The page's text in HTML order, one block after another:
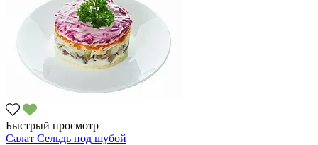
Быстрый просмотр
Салат Сельдь под шубой